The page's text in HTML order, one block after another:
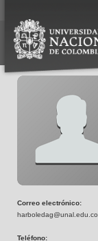
Correo electrónico:
harboledag@unal.edu.co
Teléfono: